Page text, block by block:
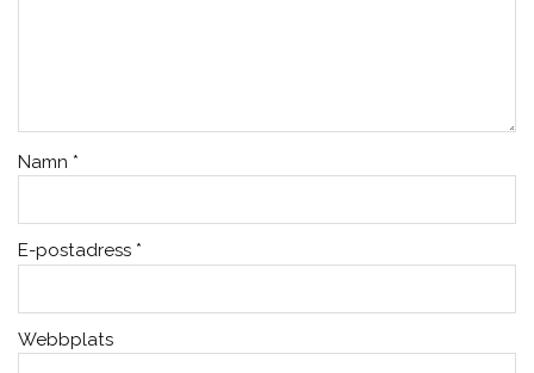
Namn *
E-postadress *
Webbplats